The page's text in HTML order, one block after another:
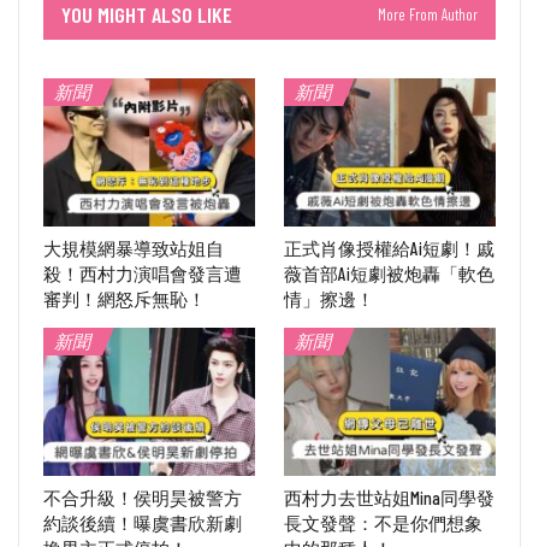
YOU MIGHT ALSO LIKE More From Author
新聞
大規模網暴導致站姐自
殺！西村力演唱會發言遭
審判！網怒斥無恥！
新聞
正式肖像授權給Ai短劇！戚
薇首部Ai短劇被炮轟「軟色
情」擦邊！
新聞
不合升級！侯明昊被警方
約談後續！曝虞書欣新劇
新聞
西村力去世站姐Mina同學發
長文發聲：不是你們想象